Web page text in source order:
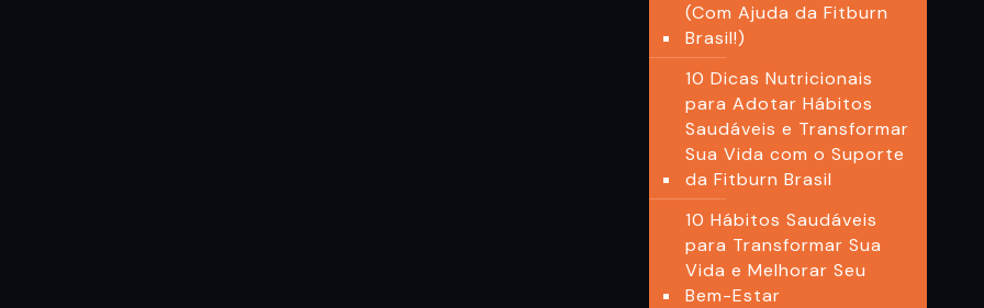
(Com Ajuda da Fitburn
Brasil!)
10 Dicas Nutricionais
para Adotar Hábitos
Saudáveis e Transformar
Sua Vida com o Suporte
da Fitburn Brasil
10 Hábitos Saudáveis
para Transformar Sua
Vida e Melhorar Seu
Bem-Estar